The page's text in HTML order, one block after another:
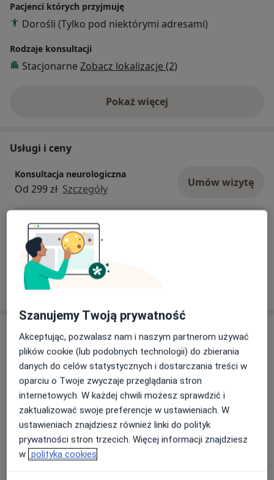
Pacjenci których przyjmuję
Dorośli (Tylko pod niektórymi adresami)
Rodzaje konsultacji
Stacjonarne Zobacz lokalizacje (2)
Pokaż więcejo doświadczeniu
Usługi i ceny
Konsultacja neurologiczna
Od 299 zł Szczegóły Umów wizytę
Konsultacja telefoniczna - Neurolog
Od 189 zł Szczegóły
W jaki sposób ustalane są ceny?
Adresy (4)
Adres 1 Adres 2 Adres 3 Adres 4
Centrum Medyczne LUX MED Mielec -
Jagiellończyka 13
Kazimierza Jagiellończyka 13, Kopernika, 39-300
Mielec
Szanujemy Twoją prywatność
Akceptując, pozwalasz nam i naszym partnerom używać
plików cookie (lub podobnych technologii) do zbierania
danych do celów statystycznych i dostarczania treści w
oparciu o Twoje zwyczaje przeglądania stron
internetowych. W każdej chwili możesz sprawdzić i
zaktualizować swoje preferencje w ustawieniach. W
ustawieniach znajdziesz również linki do polityk
prywatności stron trzecich. Więcej informacji znajdziesz
w polityka cookies